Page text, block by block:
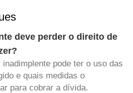
deve perder o direito de
pode ter o uso das
e quais medidas o
para cobrar a dívida.